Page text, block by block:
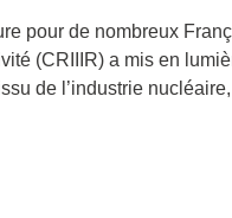
pour de nombreux
(CRIIIR) a mis en
de l’industrie